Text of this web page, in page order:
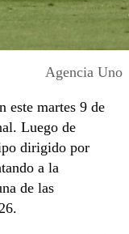
Agencia Uno
este martes 9 de
Luego de
dirigido por
a la
de las